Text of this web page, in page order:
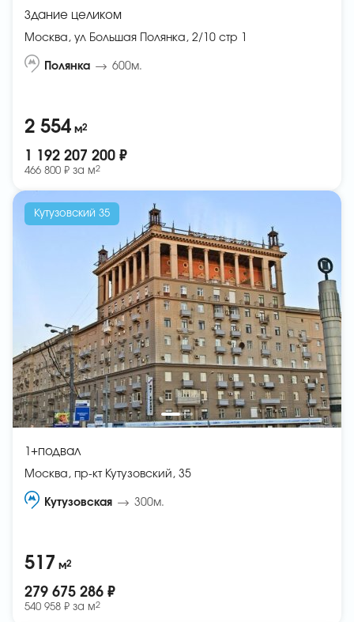
Здание целиком
Москва, ул Большая Полянка, 2/10 стр 1
Полянка 600м.
2 554 м2
1 192 207 200 ₽
466 800 ₽ за м2
Кутузовский 35
1+подвал
Москва, пр-кт Кутузовский, 35
Кутузовская 300м.
517 м2
279 675 286 ₽
540 958 ₽ за м2